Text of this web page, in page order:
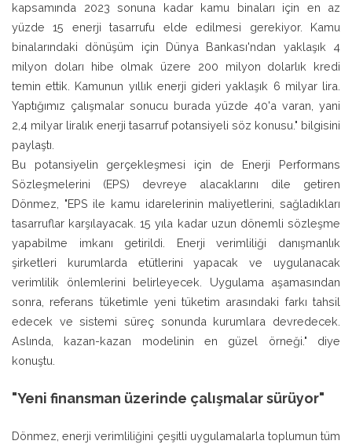
kapsamında 2023 sonuna kadar kamu binaları için en az
yüzde 15 enerji tasarrufu elde edilmesi gerekiyor. Kamu
binalarındaki dönüşüm için Dünya Bankası'ndan yaklaşık 4
milyon doları hibe olmak üzere 200 milyon dolarlık kredi
temin ettik. Kamunun yıllık enerji gideri yaklaşık 6 milyar lira.
Yaptığımız çalışmalar sonucu burada yüzde 40'a varan, yani
2,4 milyar liralık enerji tasarruf potansiyeli söz konusu." bilgisini
paylaştı.
Bu potansiyelin gerçekleşmesi için de Enerji Performans
Sözleşmelerini (EPS) devreye alacaklarını dile getiren
Dönmez, "EPS ile kamu idarelerinin maliyetlerini, sağladıkları
tasarruflar karşılayacak. 15 yıla kadar uzun dönemli sözleşme
yapabilme imkanı getirildi. Enerji verimliliği danışmanlık
şirketleri kurumlarda etütlerini yapacak ve uygulanacak
verimlilik önlemlerini belirleyecek. Uygulama aşamasından
sonra, referans tüketimle yeni tüketim arasındaki farkı tahsil
edecek ve sistemi süreç sonunda kurumlara devredecek.
Aslında, kazan-kazan modelinin en güzel örneği." diye
konuştu.
"Yeni finansman üzerinde çalışmalar sürüyor"
Dönmez, enerji verimliliğini çeşitli uygulamalarla toplumun tüm